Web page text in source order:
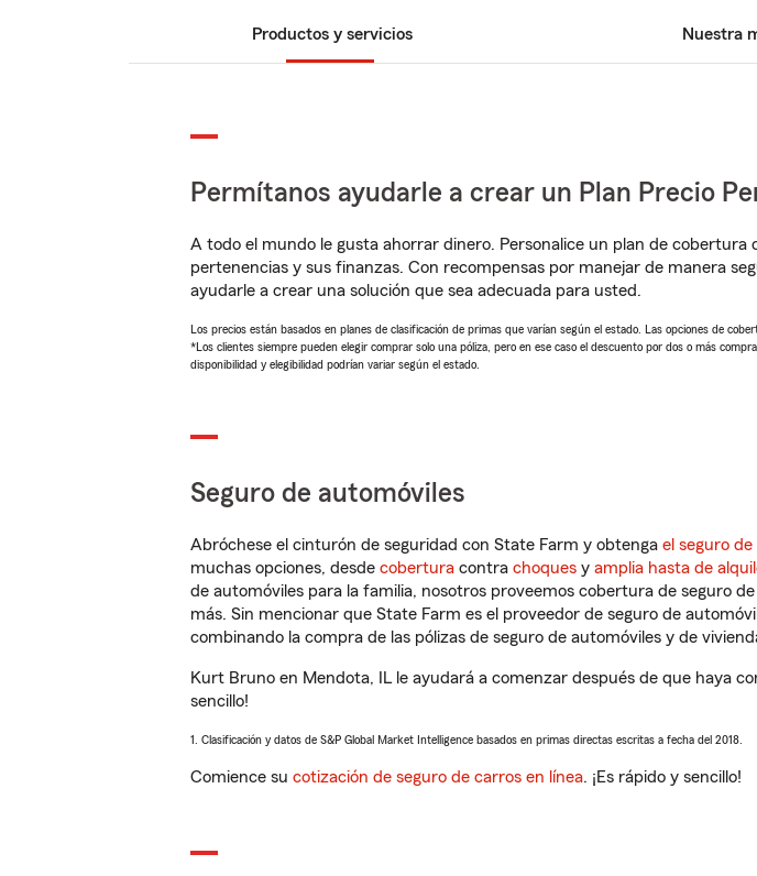
Productos y servicios Nuestra
Permítanos ayudarle a crear un Plan Precio
A todo el mundo le gusta ahorrar dinero. Personalice un plan de
pertenencias y sus finanzas. Con recompensas por manejar de manera
ayudarle a crear una solución que sea adecuada para usted.
Los precios están basados en planes de clasificación de primas que varían según el estado. Las opciones de
*Los clientes siempre pueden elegir comprar solo una póliza, pero en ese caso el descuento por dos o más
disponibilidad y elegibilidad podrían variar según el estado.
Seguro de automóviles
Abróchese el cinturón de seguridad con State Farm y obtenga el seguro
muchas opciones, desde cobertura contra choques y amplia hasta de
de automóviles para la familia, nosotros proveemos cobertura de seguro
más. Sin mencionar que State Farm es el proveedor de seguro de
combinando la compra de las pólizas de seguro de automóviles y de
Kurt Bruno en Mendota, IL le ayudará a comenzar después de que haya
sencillo!
1. Clasificación y datos de S&P Global Market Intelligence basados en primas directas escritas a fecha del 2018.
Comience su cotización de seguro de carros en línea. ¡Es rápido y sencillo!